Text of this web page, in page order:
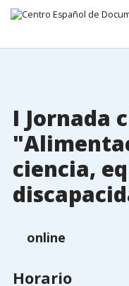
I Jornada
ciencia,
online
Horario